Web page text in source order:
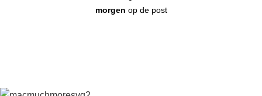
morgen op de post